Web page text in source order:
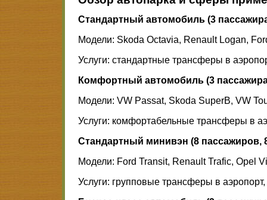
Стандартный автомобиль (3
Модели: Skoda Octavia, Renault Logan,
Услуги: стандартные трансферы в
Комфортный автомобиль (3
Модели: VW Passat, Skoda SuperB, VW
Услуги: комфортабельные трансферы в
Стандартный минивэн (8 пассажиров,
Модели: Ford Transit, Renault Trafic, Opel
Услуги: групповые трансферы в